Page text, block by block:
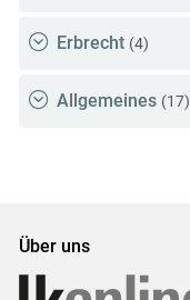
Erbrecht (4)
Allgemeines (17)
Über uns